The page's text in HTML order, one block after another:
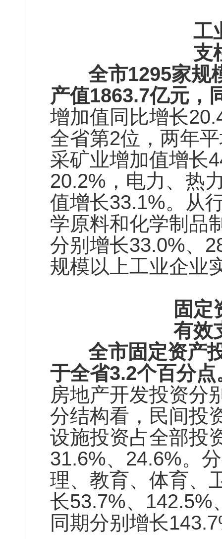
工
支
全市1295家规模
产值1863.7亿元，
增加值同比增长
全省第2位，两年
采矿业增加值增长
20.2%，电力、热
值增长33.1%。从
学原料和化学制品
分别增长33.0%、
规模以上工业企业
固定
有效
全市固定资产投
于全省3.2个百分点
房地产开发投资分
分结构看，民间投
设施投资占全部投
31.6%、24.6%。
理、教育、体育、
长53.7%、142.5%
同期分别增长